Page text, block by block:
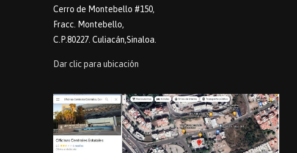
Cerro de Montebello #150,
Fracc. Montebello,
C.P.80227. Culiacán,Sinaloa.
Dar clic para ubicación